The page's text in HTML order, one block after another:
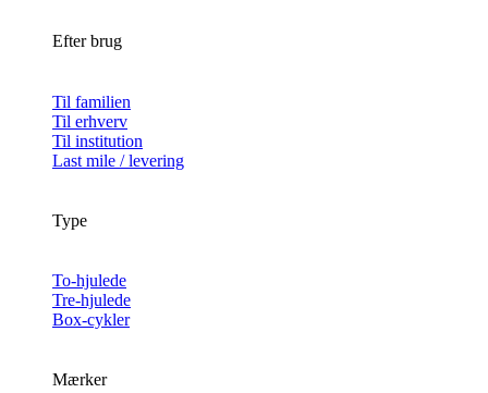
Efter brug
Til familien
Til erhverv
Til institution
Last mile / levering
Type
To-hjulede
Tre-hjulede
Box-cykler
Mærker